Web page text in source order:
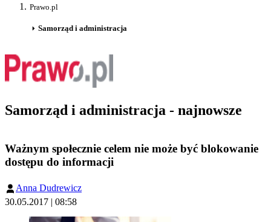
Prawo.pl
Samorząd i administracja
Samorząd i administracja - najnowsze
Ważnym społecznie celem nie może być blokowanie
dostępu do informacji
Anna Dudrewicz
30.05.2017 | 08:58